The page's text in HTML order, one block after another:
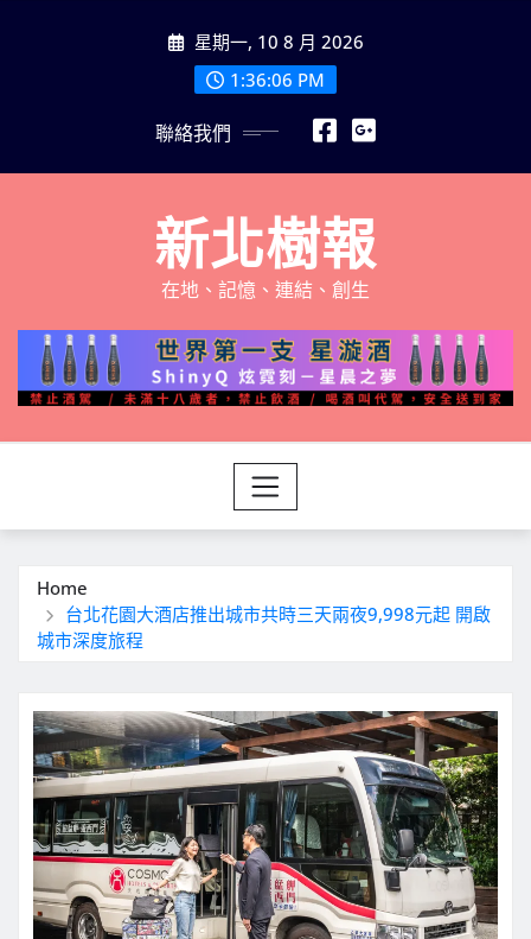
星期一, 10 8 月 2026
1:36:07 PM
聯絡我們
新北樹報
在地、記憶、連結、創生
Home
台北花園大酒店推出城市共時三天兩夜9,998元起 開啟
城市深度旅程